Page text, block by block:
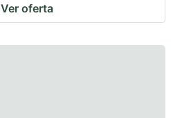
Ver oferta